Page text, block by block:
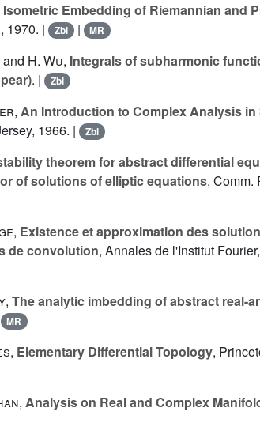
Isometric Embedding of Riemannian and
1970. |
Zbl | MR
and H. Wu, Integrals of subharmonic
. | Zbl
, An Introduction to Complex Analysis in
1966. |
Zbl
theorem for abstract differential
of solutions of elliptic equations, Comm.
, Existence et approximation des
de convolution, Annales de l'Institut
, The analytic imbedding of abstract real-
MR
, Elementary Differential Topology,
, Analysis on Real and Complex